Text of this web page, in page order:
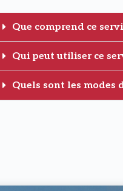
Que comprend ce
Qui peut utiliser ce
Quels sont les modes